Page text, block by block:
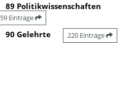
89 Politikwissenschaften
59 Einträge
90 Gelehrte 220 Einträge